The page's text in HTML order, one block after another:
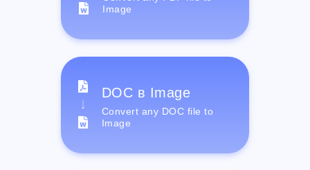
Image
DOC в Image
Convert any DOC file to
Image